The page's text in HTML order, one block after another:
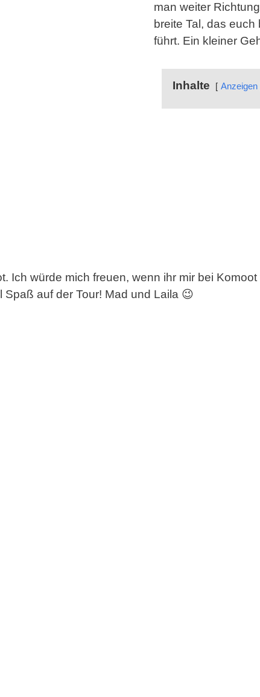
man weiter
breite Tal, das
führt. Ein kleiner
Inhalte Anzeigen
Ich würde mich freuen, wenn ihr mir bei Komoot
Spaß auf der Tour! Mad und Laila 😉